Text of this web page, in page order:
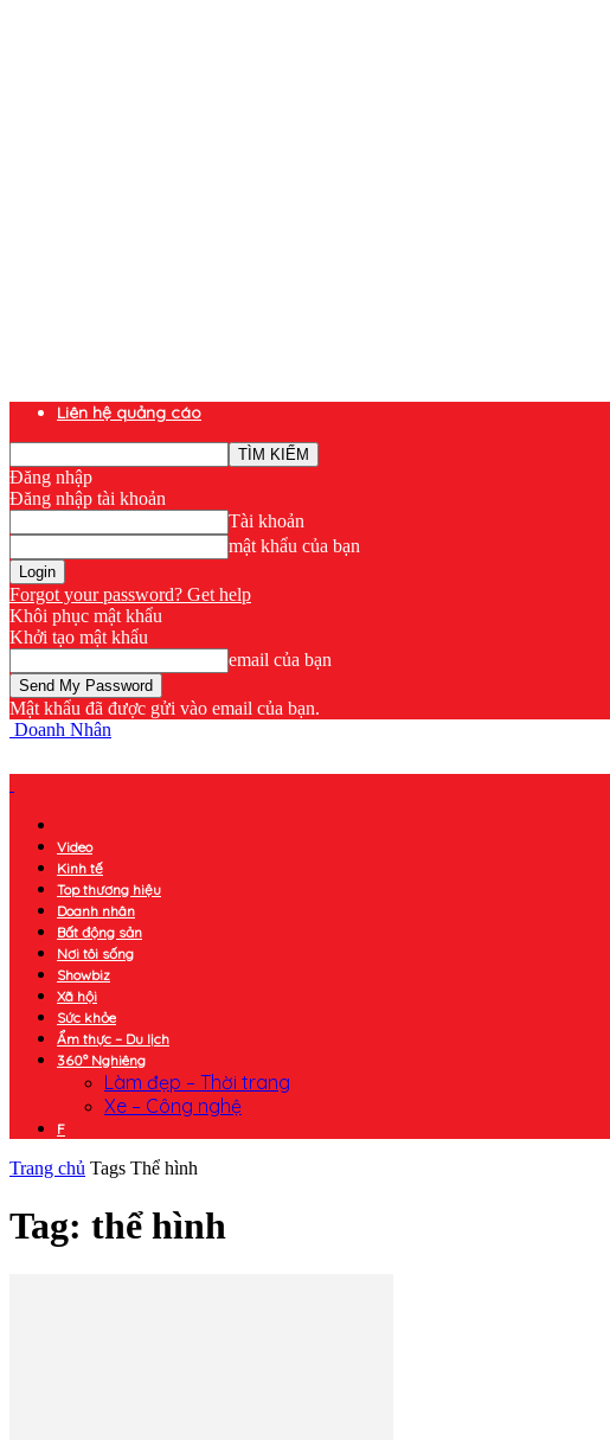
Liên hệ quảng cáo
Đăng nhập
Đăng nhập tài khoản
Tài khoản
mật khẩu của bạn
Forgot your password? Get help
Khôi phục mật khẩu
Khởi tạo mật khẩu
email của bạn
Mật khẩu đã được gửi vào email của bạn.
Doanh Nhân
Video
Kinh tế
Top thương hiệu
Doanh nhân
Bất động sản
Nơi tôi sống
Showbiz
Xã hội
Sức khỏe
Ẩm thực – Du lịch
360° Nghiêng
Làm đẹp – Thời trang
Xe – Công nghệ
F
Trang chủ Tags Thể hình
Tag: thể hình